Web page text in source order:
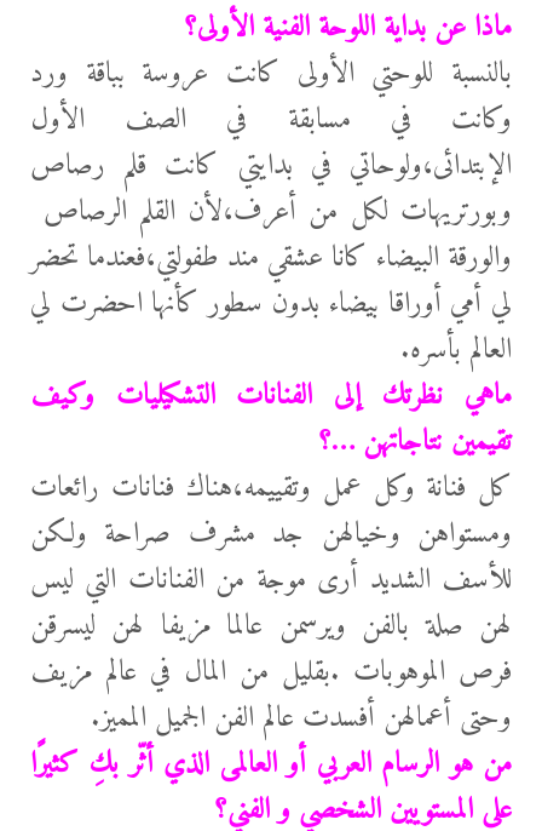
ماذا عن بداية اللوحة الفنية الأولى؟
بالنسبة للوحتي الأولی كانت عروسة بباقة ورد
وكانت في مسابقة في الصف الأول
الإبتدائى،ولوحاتي في بدايتي كانت قلم رصاص
وبورتريهات لكل من أعرف،لأن القلم الرصاص
والورقة البيضاء كانا عشقي مند طفولتي،فعندما تحضر
لي أمي أوراقا بيضاء بدون سطور كأنها احضرت لي
العالم بأسره.
ماهي نظرتك إلى الفنانات التشكيليات وكيف
تقيمين نتاجاتهن …؟
كل فنانة وكل عمل وتقييمه،هناك فنانات رائعات
ومستواهن وخيالهن جد مشرف صراحة ولكن
للأسف الشديد أری موجة من الفنانات التي ليس
لهن صلة بالفن ويرسمن عالما مزيفا لهن ليسرقن
فرص الموهوبات .بقليل من المال في عالم مزيف
وحتی أعمالهن أفسدت عالم الفن الجميل المميز.
من هو الرسام العربي أو العالمى الذي أثّر بكِ كثيرًا
على المستويين الشخصي و الفني؟